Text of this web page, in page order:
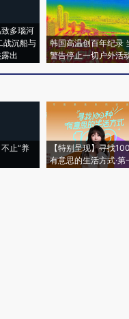
多瑙河
战沉船与
出
韩国高温创百年纪录
警告停止一切户外活
不止“养
【特别呈现】寻找
有意思的生活方式·第